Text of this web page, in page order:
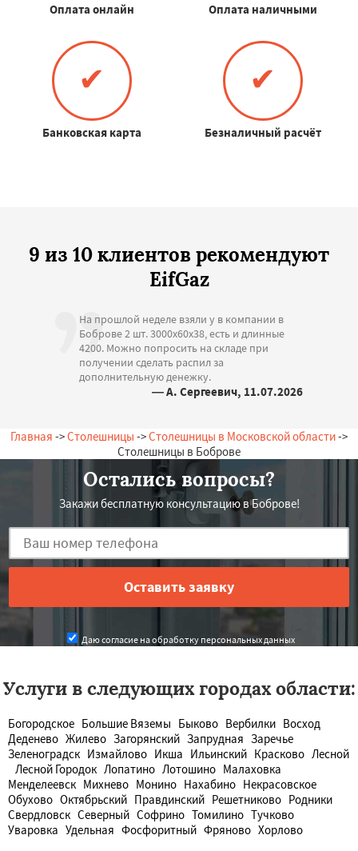
Оплата онлайн Оплата наличными
✔
Банковская карта
✔
Безналичный расчёт
9 из 10 клиентов рекомендуют
EifGaz
На прошлой неделе взяли у в компании в
Боброве 2 шт. 3000х60х38, есть и длинные
4200. Можно попросить на складе при
получении сделать распил за
дополнительную денежку.
— А. Сергеевич, 11.07.2026
Главная ->Столешницы ->Столешницы в Московской области->
Столешницы в Боброве
Остались вопросы?
Закажи бесплатную консультацию в Боброве!
Даю согласие на обработку персональных данных
Услуги в следующих городах области:
Богородское Большие Вяземы Быково Вербилки Восход
Деденево Жилево Загорянский Запрудная Заречье
Зеленоградск Измайлово Икша Ильинский Красково Лесной
Лесной Городок Лопатино Лотошино Малаховка
Менделеевск Михнево Монино Нахабино Некрасовское
Обухово Октябрьский Правдинский Решетниково Родники
Свердловск Северный Софрино Томилино Тучково
Уваровка Удельная Фосфоритный Фряново Хорлово